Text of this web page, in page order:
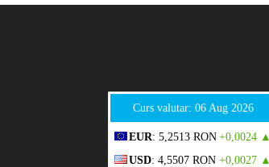
Curs valutar: 06 Aug 2026
EUR: 5,2513 RON +0,0024 ▲
USD: 4,5507 RON +0,0027 ▲